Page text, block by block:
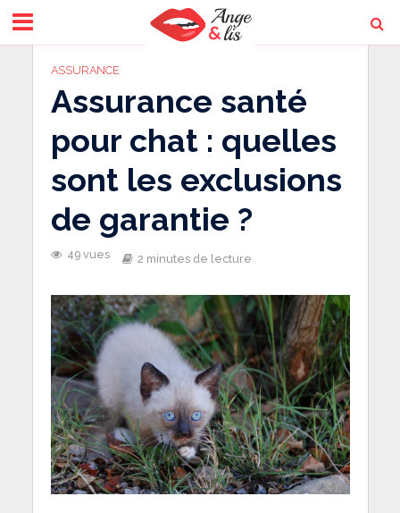
ASSURANCE
Assurance santé
pour chat : quelles
sont les exclusions
de garantie ?
49 vues 2 minutes de lecture